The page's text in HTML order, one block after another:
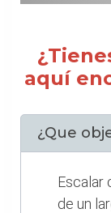
aquí
¿Que
Escalar
de un